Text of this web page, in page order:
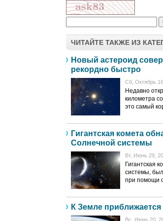
ЧИТАЙТЕ ТАКЖЕ ИЗ
Новый астероид
рекордно быстро
Сб, Октябрь
Недавно
километра
это самый
Гигантская комета
Солнечной системы
Вт, Июнь 29,
Гигантская
системы,
при помощи
К Земле
Вс, Июнь 20,